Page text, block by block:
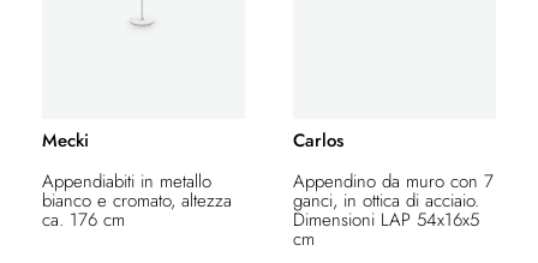
Mecki
Appendiabiti in metallo
bianco e cromato, altezza
ca. 176 cm
Carlos
Appendino da muro con 7
ganci, in ottica di acciaio.
Dimensioni LAP 54x16x5
cm